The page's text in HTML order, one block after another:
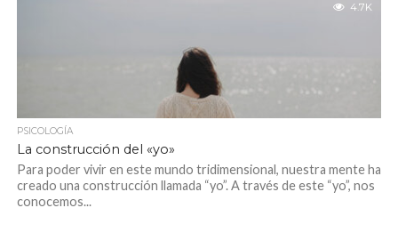
4.7K
PSICOLOGÍA
La construcción del «yo»
Para poder vivir en este mundo tridimensional, nuestra mente ha
creado una construcción llamada “yo”. A través de este “yo”, nos
conocemos...